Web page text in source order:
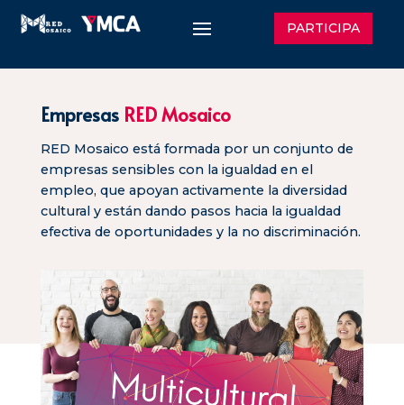
PARTICIPA
Empresas RED Mosaico
RED Mosaico está formada por un conjunto de
empresas sensibles con la igualdad en el
empleo, que apoyan activamente la diversidad
cultural y están dando pasos hacia la igualdad
efectiva de oportunidades y la no discriminación.